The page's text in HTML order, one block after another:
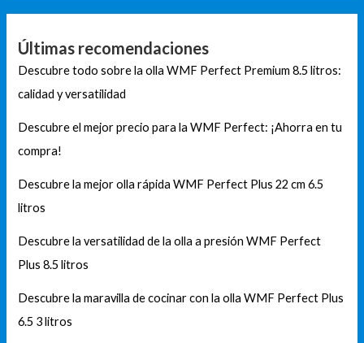
Últimas recomendaciones
Descubre todo sobre la olla WMF Perfect Premium 8.5 litros:
calidad y versatilidad
Descubre el mejor precio para la WMF Perfect: ¡Ahorra en tu
compra!
Descubre la mejor olla rápida WMF Perfect Plus 22 cm 6.5
litros
Descubre la versatilidad de la olla a presión WMF Perfect
Plus 8.5 litros
Descubre la maravilla de cocinar con la olla WMF Perfect Plus
6.5 3 litros